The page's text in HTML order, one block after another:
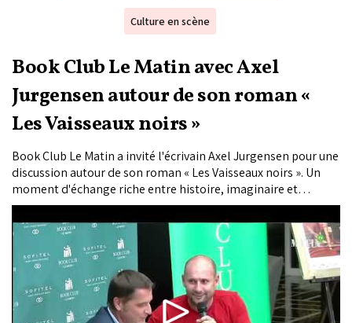
Culture en scène
Book Club Le Matin avec Axel
Jurgensen autour de son roman «
Les Vaisseaux noirs »
Book Club Le Matin a invité l'écrivain Axel Jurgensen pour une
discussion autour de son roman « Les Vaisseaux noirs ». Un
moment d'échange riche entre histoire, imaginaire et
écriture.